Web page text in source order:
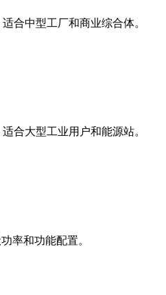
合中型工厂和商业综合体。
合大型工业用户和能源站。
率和功能配置。